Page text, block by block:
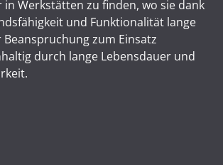
in Werkstätten zu finden, wo sie dank
und Funktionalität lange
zum Einsatz
durch lange Lebensdauer und